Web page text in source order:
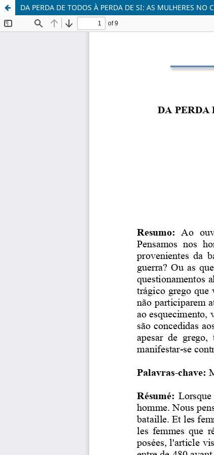
DA PERDA DE TODOS À PERDA DE SI: AS MULHERES NO